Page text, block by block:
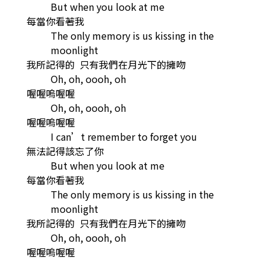
But when you look at me
每當你看著我
The only memory is us kissing in the
moonlight
我所記得的 只有我們在月光下的擁吻
Oh, oh, oooh, oh
喔喔嗚喔喔
Oh, oh, oooh, oh
喔喔嗚喔喔
I can’t remember to forget you
無法記得該忘了你
But when you look at me
每當你看著我
The only memory is us kissing in the
moonlight
我所記得的 只有我們在月光下的擁吻
Oh, oh, oooh, oh
喔喔嗚喔喔